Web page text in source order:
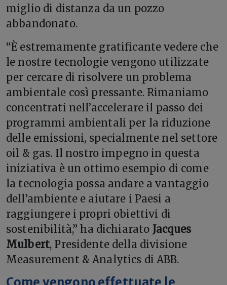
miglio di distanza da un pozzo
abbandonato.
“È estremamente gratificante vedere che
le nostre tecnologie vengono utilizzate
per cercare di risolvere un problema
ambientale così pressante. Rimaniamo
concentrati nell’accelerare il passo dei
programmi ambientali per la riduzione
delle emissioni, specialmente nel settore
oil & gas. Il nostro impegno in questa
iniziativa è un ottimo esempio di come
la tecnologia possa andare a vantaggio
dell’ambiente e aiutare i Paesi a
raggiungere i propri obiettivi di
sostenibilità,” ha dichiarato Jacques
Mulbert, Presidente della divisione
Measurement & Analytics di ABB.